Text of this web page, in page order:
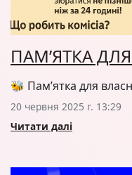
ПАМ’ЯТКА ДЛЯ
🐝 Пам’ятка для
20 червня 2025 г. 13:29
Читати далі